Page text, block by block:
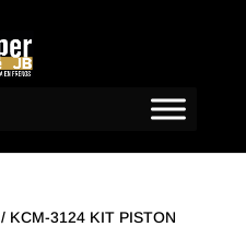
/ KCM-3124 KIT PISTON